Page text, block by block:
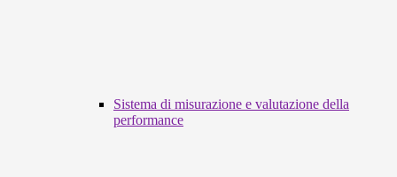
Sistema di misurazione e valutazione della
performance